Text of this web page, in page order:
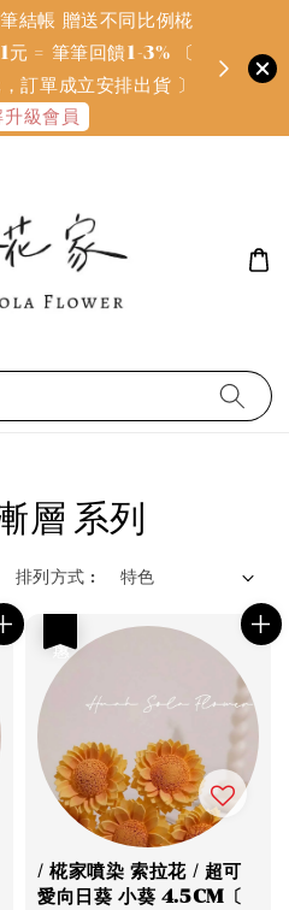
結帳 贈送不同比例椛
= 筆筆回饋1-3% 〔
訂單成立安排出貨 〕
級會員
層 系列
排列方式 :
/ 椛家噴染 索拉花 / 超可
愛向日葵 小葵 4.5CM〔